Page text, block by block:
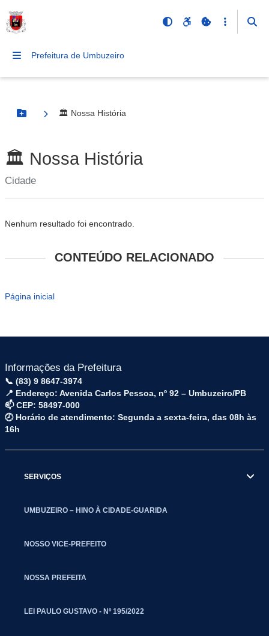
Prefeitura de Umbuzeiro
Botão Menu
🏛️ Nossa História
🏛️ Nossa História
Cidade
Nenhum resultado foi encontrado.
CONTEÚDO RELACIONADO
Página inicial
Informações da Prefeitura
📞 (83) 9 8647-3974
📍 Endereço: Avenida Carlos Pessoa, nº 92 – Umbuzeiro/PB
📫 CEP: 58497-000
🕗 Horário de atendimento: Segunda a sexta-feira, das 08h às
16h
SERVIÇOS
UMBUZEIRO – HINO À CIDADE-GUARIDA
NOSSO VICE-PREFEITO
NOSSA PREFEITA
LEI PAULO GUSTAVO - Nº 195/2022